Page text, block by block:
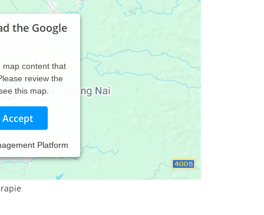
the Google
map content that
review the
this map.
Accept
Platform